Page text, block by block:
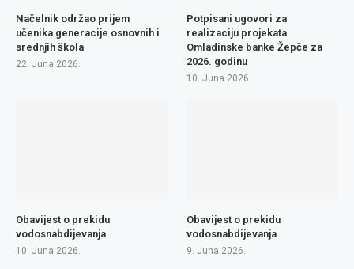
Načelnik održao prijem
učenika generacije osnovnih i
srednjih škola
22. Juna 2026.
Potpisani ugovori za
realizaciju projekata
Omladinske banke Žepče za
2026. godinu
10. Juna 2026.
Obavijest o prekidu
vodosnabdijevanja
10. Juna 2026.
Obavijest o prekidu
vodosnabdijevanja
9. Juna 2026.